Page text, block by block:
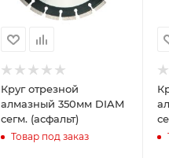
Круг отрезной
алмазный 350мм DIAM
сегм. (асфальт)
Товар под заказ